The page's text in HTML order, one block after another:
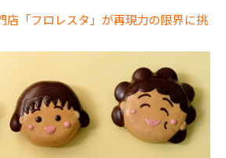
JP
店「フロレスタ」が再現力の限界に挑